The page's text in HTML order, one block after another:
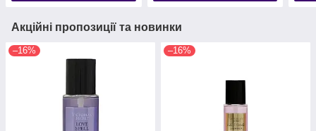
Акційні пропозиції та новинки
–16% –16%